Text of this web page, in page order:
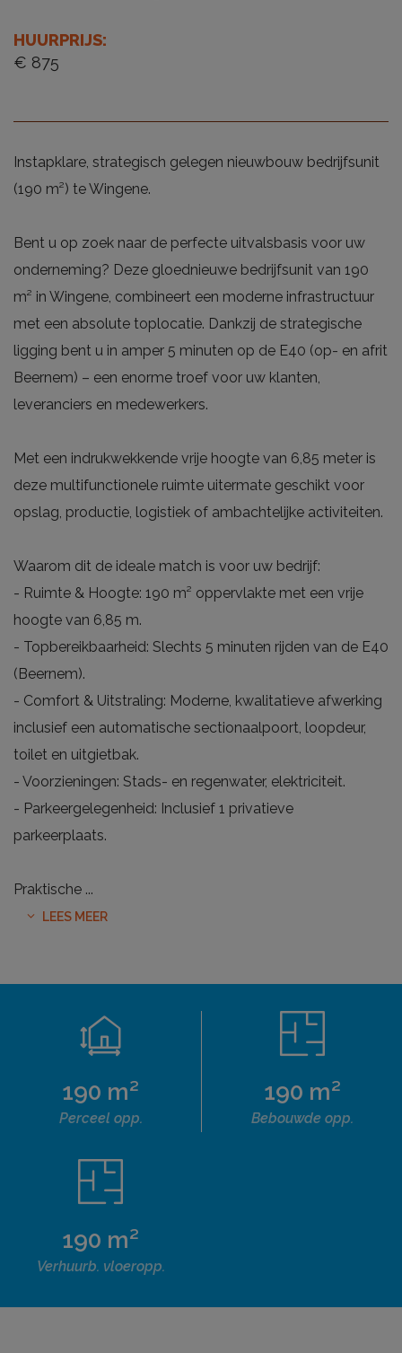
HUURPRIJS:
€ 875
Instapklare, strategisch gelegen nieuwbouw bedrijfsunit
(190 m²) te Wingene.
Bent u op zoek naar de perfecte uitvalsbasis voor uw
onderneming? Deze gloednieuwe bedrijfsunit van 190
m² in Wingene, combineert een moderne infrastructuur
met een absolute toplocatie. Dankzij de strategische
ligging bent u in amper 5 minuten op de E40 (op- en afrit
Beernem) – een enorme troef voor uw klanten,
leveranciers en medewerkers.
Met een indrukwekkende vrije hoogte van 6,85 meter is
deze multifunctionele ruimte uitermate geschikt voor
opslag, productie, logistiek of ambachtelijke activiteiten.
Waarom dit de ideale match is voor uw bedrijf:
- Ruimte & Hoogte: 190 m² oppervlakte met een vrije
hoogte van 6,85 m.
- Topbereikbaarheid: Slechts 5 minuten rijden van de E40
(Beernem).
- Comfort & Uitstraling: Moderne, kwalitatieve afwerking
inclusief een automatische sectionaalpoort, loopdeur,
toilet en uitgietbak.
- Voorzieningen: Stads- en regenwater, elektriciteit.
- Parkeergelegenheid: Inclusief 1 privatieve
parkeerplaats.
Praktische ...
LEES MEER
190 m²
Perceel opp.
190 m²
Bebouwde opp.
190 m²
Verhuurb. vloeropp.